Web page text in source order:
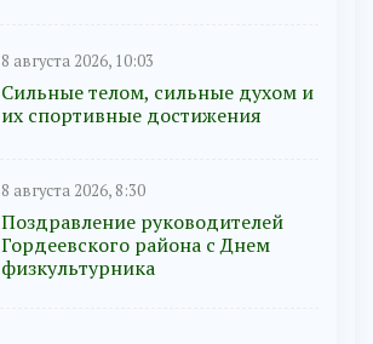
8 августа 2026, 10:03
Сильные телом, сильные духом и
их спортивные достижения
8 августа 2026, 8:30
Поздравление руководителей
Гордеевского района с Днем
физкультурника